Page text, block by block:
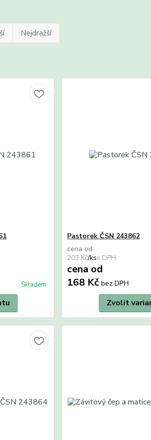
Nejdražší
Skladem
Pastorek ČSN 243862
cena od
203 Kč/ks
cena od
168 Kčbez DPH
Zvolit